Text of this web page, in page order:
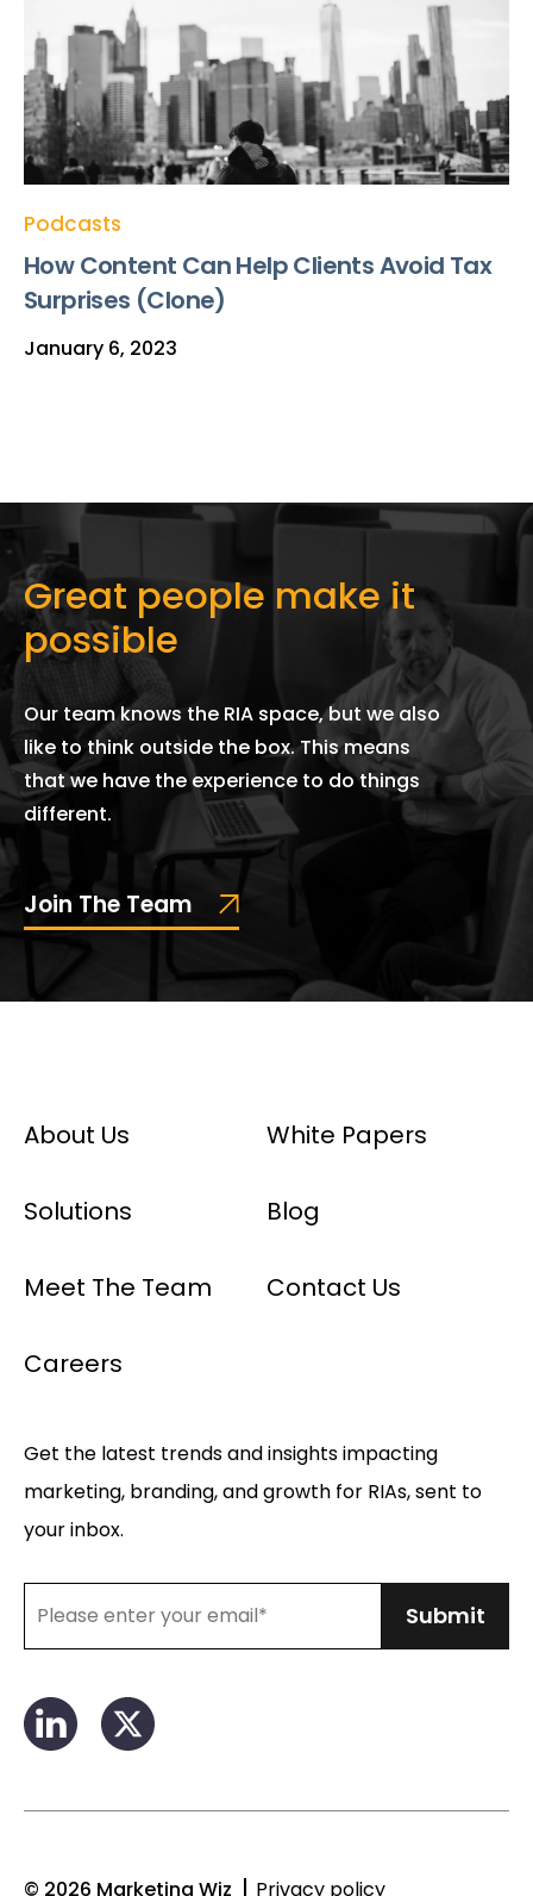
Podcasts
How Content Can Help Clients Avoid Tax
Surprises (Clone)
January 6, 2023
Great people make it
possible
Our team knows the RIA space, but we also
like to think outside the box. This means
that we have the experience to do things
different.
Join The Team
About Us White Papers
Solutions Blog
Meet The Team Contact Us
Careers
Get the latest trends and insights impacting
marketing, branding, and growth for RIAs, sent to
your inbox.
© 2026 Marketing Wiz Privacy policy